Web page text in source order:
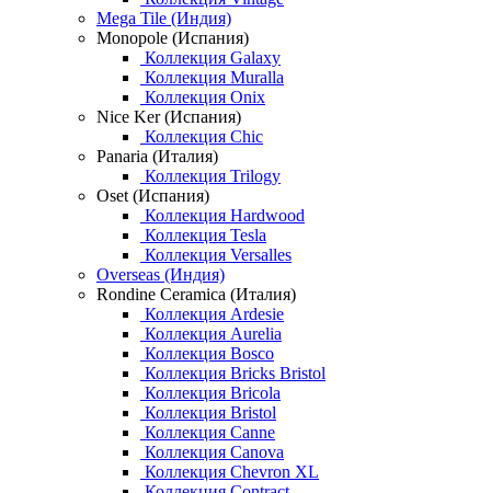
Mega Tile (Индия)
Monopole (Испания)
Коллекция Galaxy
Коллекция Muralla
Коллекция Onix
Nice Ker (Испания)
Коллекция Chic
Panaria (Италия)
Коллекция Trilogy
Oset (Испания)
Коллекция Hardwood
Коллекция Tesla
Коллекция Versalles
Overseas (Индия)
Rondine Ceramica (Италия)
Коллекция Ardesie
Коллекция Aurelia
Коллекция Bosco
Коллекция Bricks Bristol
Коллекция Bricola
Коллекция Bristol
Коллекция Canne
Коллекция Canova
Коллекция Chevron XL